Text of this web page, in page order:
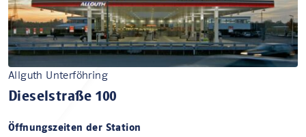
Allguth Unterföhring
Dieselstraße 100
Öffnungszeiten der Station